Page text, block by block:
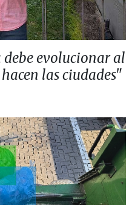
evolucionar al
las ciudades"